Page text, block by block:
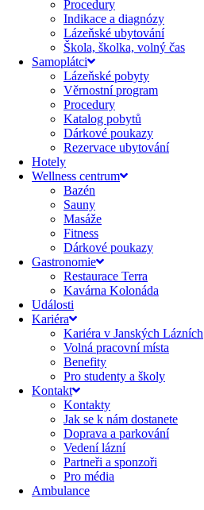
Procedury
Indikace a diagnózy
Lázeňské ubytování
Škola, školka, volný čas
Samoplátci
Lázeňské pobyty
Věrnostní program
Procedury
Katalog pobytů
Dárkové poukazy​
Rezervace ubytování
Hotely
Wellness centrum
Bazén
Sauny
Masáže
Fitness
Dárkové poukazy​
Gastronomie
Restaurace Terra
Kavárna Kolonáda
Události
Kariéra
Kariéra v Janských Lázních
Volná pracovní místa
Benefity
Pro studenty a školy
Kontakt
Kontakty
Jak se k nám dostanete
Doprava a parkování
Vedení lázní
Partneři a sponzoři
Pro média
Ambulance